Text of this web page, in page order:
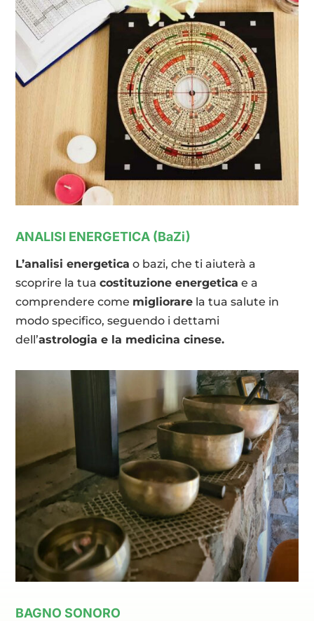
ANALISI ENERGETICA (BaZi)
L’analisi energetica o bazi, che ti aiuterà a
scoprire la tuacostituzione energetica e a
comprendere come migliorare la tua salute in
modo specifico, seguendo i dettami
dell’astrologia e la medicina cinese.
BAGNO SONORO